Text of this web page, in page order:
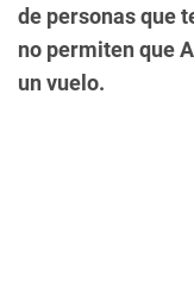
de personas que
no permiten que
un vuelo.